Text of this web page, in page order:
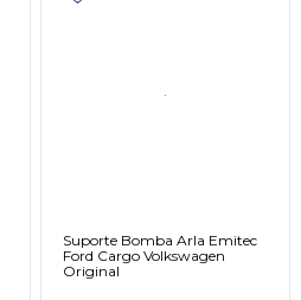
Suporte Bomba Arla Emitec
Ford Cargo Volkswagen
Original